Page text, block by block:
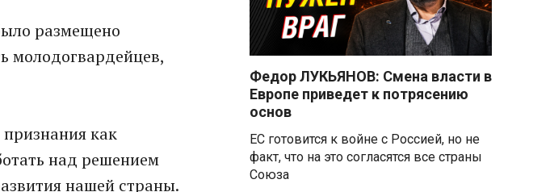
размещено
молодогвардейцев,
как
над решением
нашей страны.
Федор ЛУКЬЯНОВ: Смена власти в
Европе приведет к потрясению
основ
ЕС готовится к войне с Россией, но не
факт, что на это согласятся все страны
Союза